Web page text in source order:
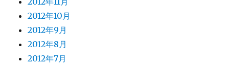
2012年10月
2012年9月
2012年8月
2012年7月